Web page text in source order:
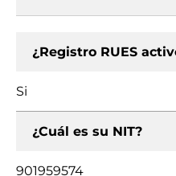
¿Registro RUES
Si
¿Cuál es su NIT?
901959574